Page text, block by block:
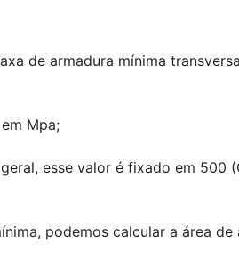
de armadura mínima
Mpa;
esse valor é fixado em 500
podemos calcular a área de